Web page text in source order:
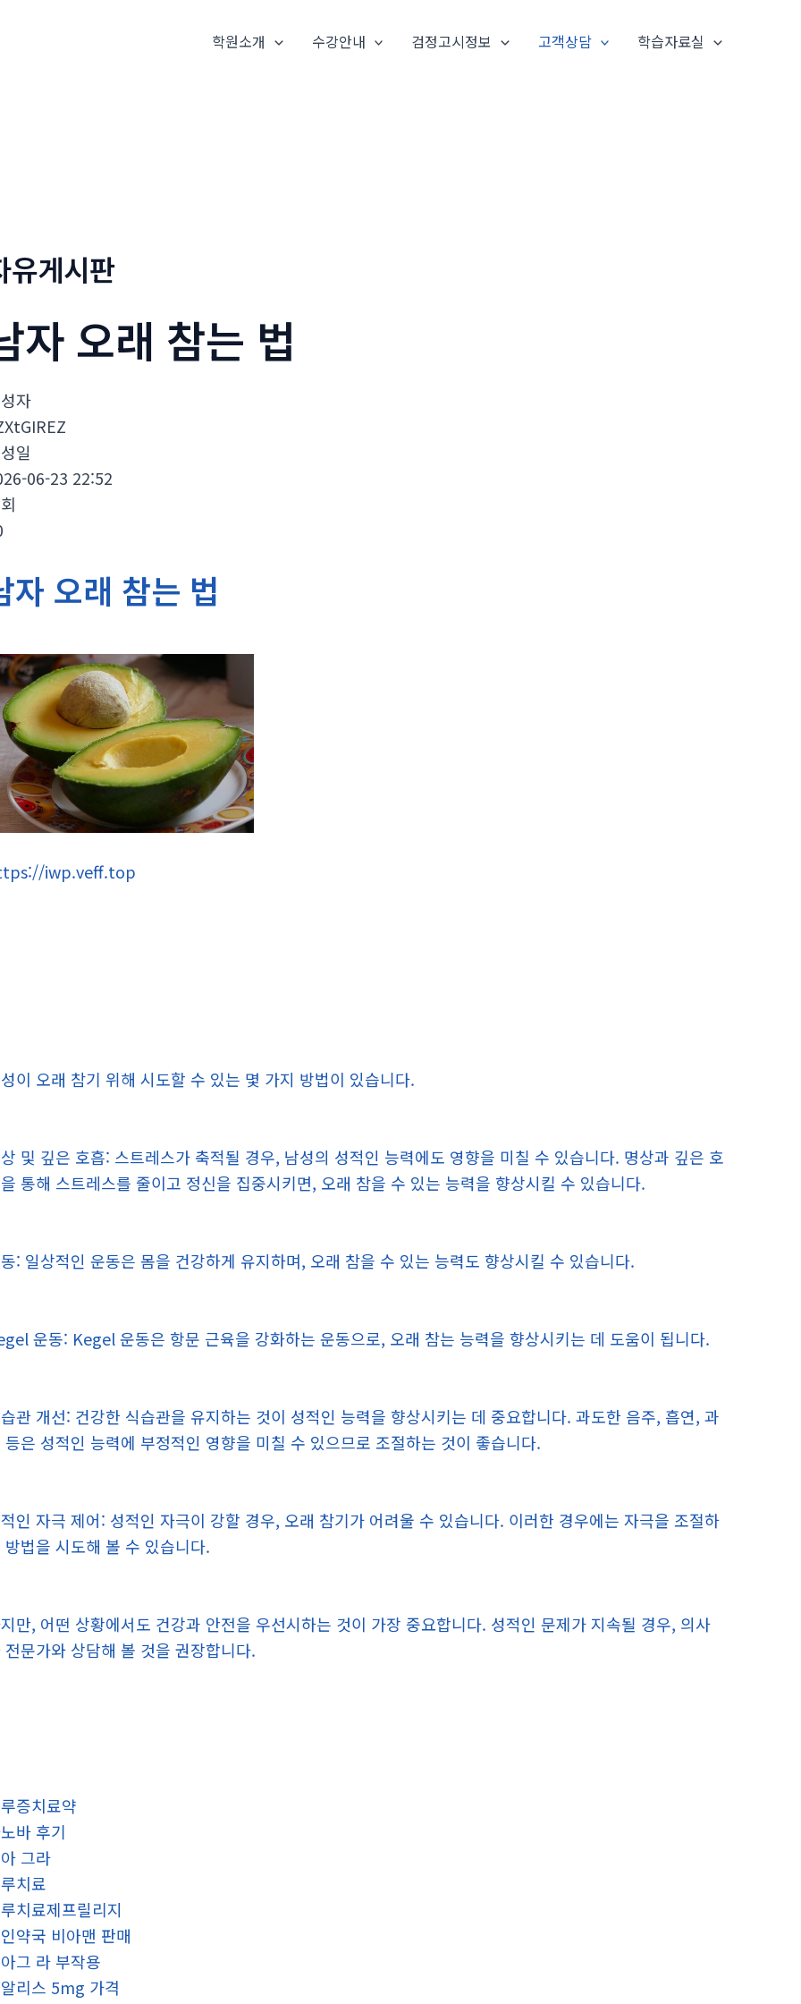
학원소개 수강안내 검정고시정보 고객상담 학습자료실
유게시판
자 오래 참는 법
자
일
06-23 22:52
자 오래 참는 법
iwp.veff.top
이 오래 참기 위해 시도할 수 있는 몇 가지 방법이 있습니다.
및 깊은 호흡: 스트레스가 축적될 경우, 남성의 성적인 능력에도 영향을 미칠 수 있습니다. 명상과 깊은 호
통해 스트레스를 줄이고 정신을 집중시키면, 오래 참을 수 있는 능력을 향상시킬 수 있습니다.
: 일상적인 운동은 몸을 건강하게 유지하며, 오래 참을 수 있는 능력도 향상시킬 수 있습니다.
운동: Kegel 운동은 항문 근육을 강화하는 운동으로, 오래 참는 능력을 향상시키는 데 도움이 됩니다.
관 개선: 건강한 식습관을 유지하는 것이 성적인 능력을 향상시키는 데 중요합니다. 과도한 음주, 흡연, 과
등은 성적인 능력에 부정적인 영향을 미칠 수 있으므로 조절하는 것이 좋습니다.
인 자극 제어: 성적인 자극이 강할 경우, 오래 참기가 어려울 수 있습니다. 이러한 경우에는 자극을 조절하
방법을 시도해 볼 수 있습니다.
만, 어떤 상황에서도 건강과 안전을 우선시하는 것이 가장 중요합니다. 성적인 문제가 지속될 경우, 의사
전문가와 상담해 볼 것을 권장합니다.
증치료약
바 후기
그라
치료
치료제프릴리지
약국 비아맨 판매
그 라 부작용
리스 5mg 가격